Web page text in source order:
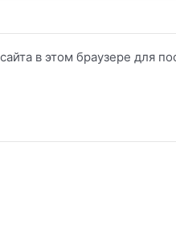
в этом браузере для